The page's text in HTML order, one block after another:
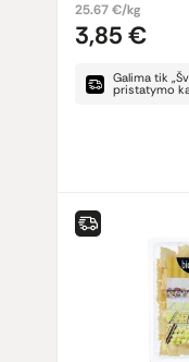
25.67 €/kg
3,85 €
Galima tik
pristatymo